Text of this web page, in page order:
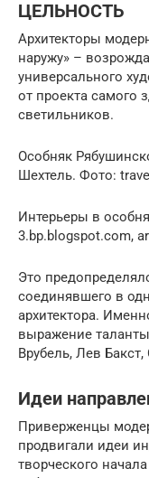
ЦЕЛЬНОСТЬ
Архитекторы
наружу» –
универсального
от проекта самого
светильников.
Особняк
Шехтель. Фото:
Интерьеры в
3.bp.blogspot.com,
Это
соединявшего в
архитектора.
выражение
Врубель, Лев
Идеи
Приверженцы
продвигали идеи
творческого